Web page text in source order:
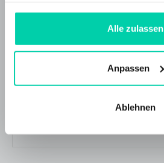
gesammelt haben.
Alle zulassen
Anpassen
Ablehnen
KONTAKTIEREN SIE UNS
Anrufen mit +49 2203 9802350
E-Mail info@kallenhard.nl